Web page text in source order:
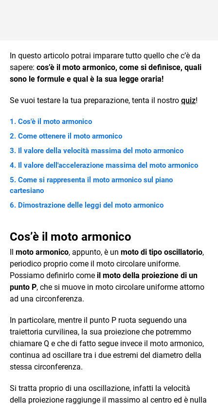
In questo articolo potrai imparare tutto quello che c’è da
sapere: cos’è il moto armonico, come si definisce, quali
sono le formule e qual è la sua legge oraria!
Se vuoi testare la tua preparazione, tenta il nostro quiz!
Cos'è il moto armonico
Come ottenere il moto armonico
Il valore della velocità massima del moto armonico
Il valore dell'accelerazione massima del moto armonico
Come si rappresenta il moto armonico sul piano
cartesiano
Dimostrazione delle leggi del moto armonico
Cos’è il moto armonico
Il moto armonico, appunto, è un moto di tipo oscillatorio,
periodico proprio come il moto circolare uniforme.
Possiamo definirlo come il moto della proiezione di un
punto P, che si muove in moto circolare uniforme attorno
ad una circonferenza.
In particolare, mentre il punto P ruota seguendo una
traiettoria curvilinea, la sua proiezione che potremmo
chiamare Q e che di fatto segue invece il moto armonico,
continua ad oscillare tra i due estremi del diametro della
stessa circonferenza.
Si tratta proprio di una oscillazione, infatti la velocità
della proiezione raggiunge il massimo al centro ed è nulla